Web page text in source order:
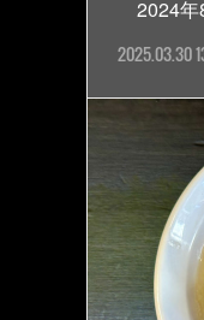
2024年
2025.03.30